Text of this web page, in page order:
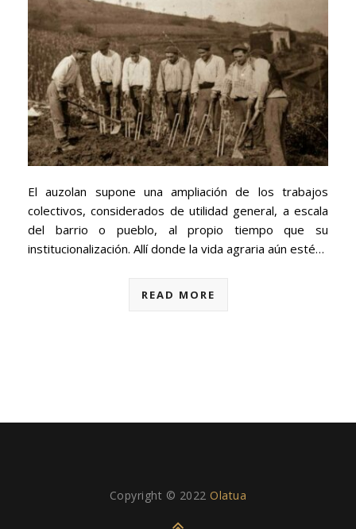
El auzolan supone una ampliación de los trabajos
colectivos, considerados de utilidad general, a escala
del barrio o pueblo, al propio tiempo que su
institucionalización. Allí donde la vida agraria aún esté…
READ MORE
Copyright © 2022Olatua